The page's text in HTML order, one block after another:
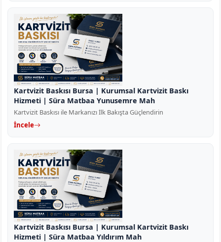
Kartvizit Baskısı Bursa | Kurumsal Kartvizit Baskı
Hizmeti | Süra Matbaa Yunusemre Mah
Kartvizit Baskısı ile Markanızı İlk Bakışta Güçlendirin
İncele
Kartvizit Baskısı Bursa | Kurumsal Kartvizit Baskı
Hizmeti | Süra Matbaa Yıldırım Mah